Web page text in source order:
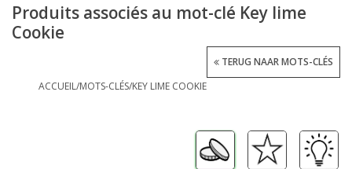
Produits associés au mot-clé Key lime
Cookie
ACCUEIL/MOTS-CLÉS/KEY LIME COOKIE
TERUG NAAR MOTS-CLÉS